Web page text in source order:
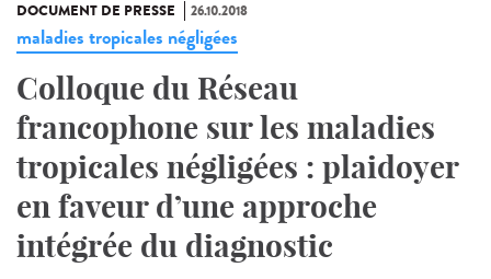
DOCUMENT DE PRESSE 26.10.2018
maladies tropicales négligées
Colloque du Réseau
francophone sur les maladies
tropicales négligées : plaidoyer
en faveur d’une approche
intégrée du diagnostic